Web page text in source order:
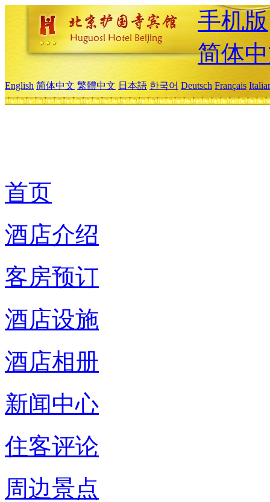
手机版
简体
English 简体中文 繁體中文 日本語 한국어 Deutsch Français
首页
酒店介绍
客房预订
酒店设施
酒店相册
新闻中心
住客评论
周边景点